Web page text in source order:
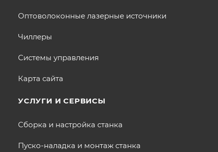
Оптоволоконные лазерные источники
Чиллеры
Системы управления
Карта сайта
УСЛУГИ И СЕРВИСЫ
Сборка и настройка станка
Пуско-наладка и монтаж станка